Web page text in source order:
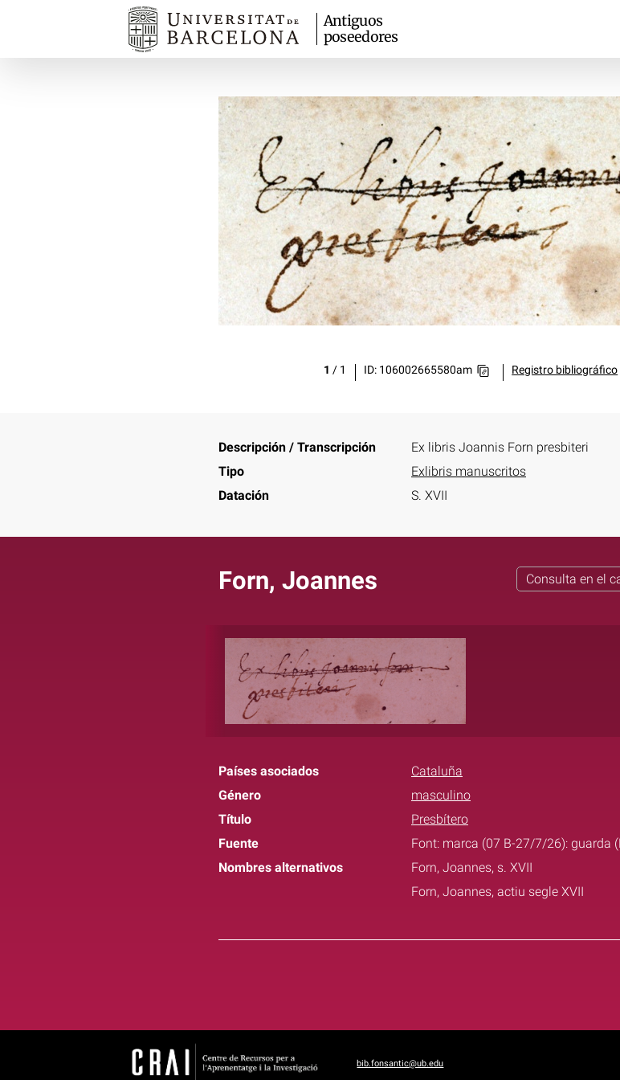
Antiguos
poseedores
1 / 1 ID: 106002665580am Registro bibliográfico
Descripción / Transcripción
Ex libris Joannis Forn presbiteri
Tipo
Exlibris manuscritos
Datación
S. XVII
Forn, Joannes Consulta en el
Países asociados
Cataluña
Género
masculino
Título
Presbítero
Fuente
Font: marca (07 B-27/7/26): guarda
Nombres alternativos
Forn, Joannes, s. XVII
Forn, Joannes, actiu segle XVII
bib.fonsantic@ub.edu